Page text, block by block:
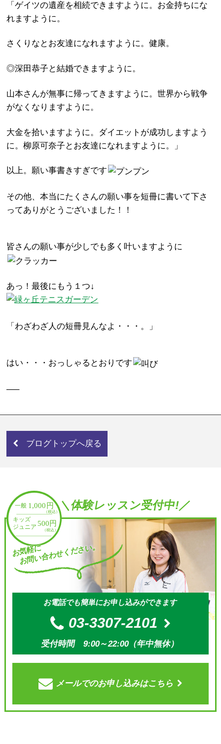
「ゲイツの遺産を相続できますように。お金持ちにな
れますように。
さくりなとお友達になれますように。健康。
◎深田恭子と結婚できますように。
山本さんが無事に帰ってきますように。世界から戦争
がなくなりますように。
大金を拾いますように。ダイエットが成功しますよう
に。柳原可奈子とお友達になれますように。」
以上。願い事書きすぎです
その他、本当にたくさんの願い事を短冊に書いて下さ
ってありがとうございました！！
皆さんの願い事が少しでも多く叶いますように
あっ！最後にもう１つ↓
「わざわざ人の短冊見んなよ・・・。」
はい・・・おっしゃるとおりです
—–
ブログトップへ戻る
＼体験レッスン受付中!／
お気軽に
お問い合わせください。
お電話でも簡単にお申し込みができます
03-3307-2101
受付時間 9:00～22:00（年中無休）
メールでのお申し込みはこちら